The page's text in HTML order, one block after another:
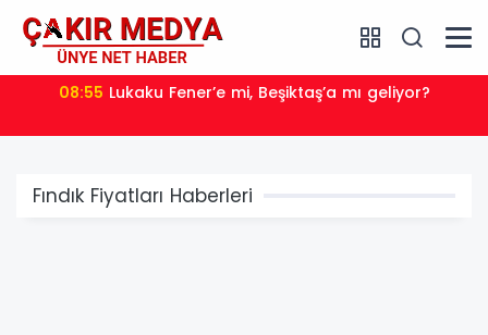
08:35Akın Gürlek: Örgüt silahları bırakacak,
Fındık Fiyatları Haberleri